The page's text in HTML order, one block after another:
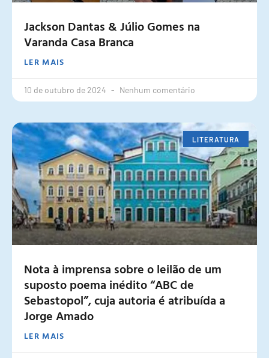
Jackson Dantas & Júlio Gomes na
Varanda Casa Branca
LER MAIS
10 de outubro de 2024 Nenhum comentário
LITERATURA
Nota à imprensa sobre o leilão de um
suposto poema inédito “ABC de
Sebastopol”, cuja autoria é atribuída a
Jorge Amado
LER MAIS